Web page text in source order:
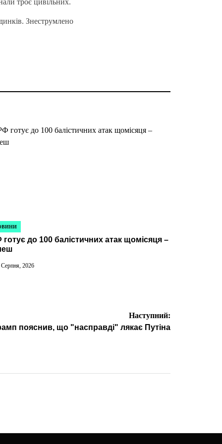
троє цивільних.
Знеструмлено
готує до 100 балістичних атак щомісяця –
2026
Наступний:
пояснив, що "насправді" лякає Путіна